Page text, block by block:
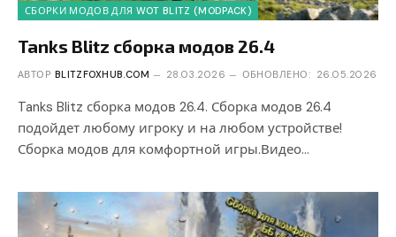
СБОРКИ МОДОВ ДЛЯ WOT BLITZ (MODPACK)
Tanks Blitz сборка модов 26.4
АВТОР BLITZFOXHUB.COM 28.03.2026 ОБНОВЛЕНО: 26.05.2026
Tanks Blitz сборка модов 26.4. Сборка модов 26.4
подойдет любому игроку и на любом устройстве!
Сборка модов для комфортной игры.Видео…